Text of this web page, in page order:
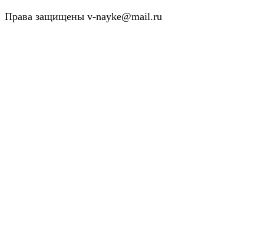
Права защищены v-nayke@mail.ru